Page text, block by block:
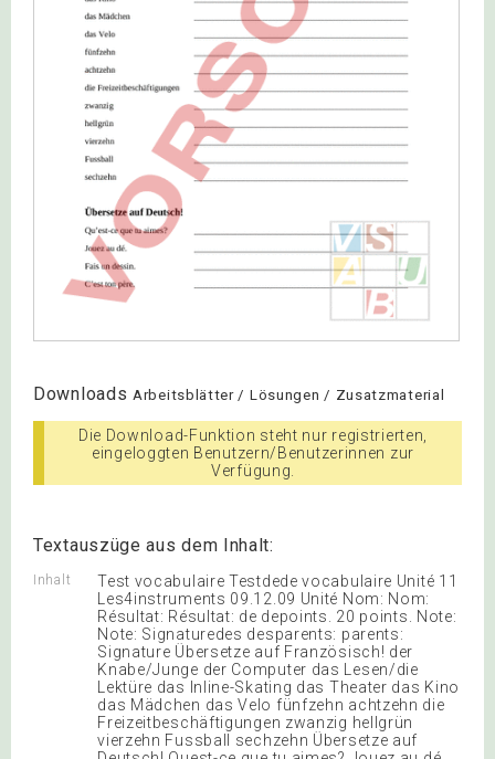
Downloads Arbeitsblätter / Lösungen / Zusatzmaterial
Die Download-Funktion steht nur registrierten,
eingeloggten Benutzern/Benutzerinnen zur
Verfügung.
Textauszüge aus dem Inhalt:
Inhalt
Test vocabulaire Testdede vocabulaire Unité 11
Les4instruments 09.12.09 Unité Nom: Nom:
Résultat: Résultat: de depoints. 20 points. Note:
Note: Signaturedes desparents: parents:
Signature Übersetze auf Französisch! der
Knabe/Junge der Computer das Lesen/die
Lektüre das Inline-Skating das Theater das Kino
das Mädchen das Velo fünfzehn achtzehn die
Freizeitbeschäftigungen zwanzig hellgrün
vierzehn Fussball sechzehn Übersetze auf